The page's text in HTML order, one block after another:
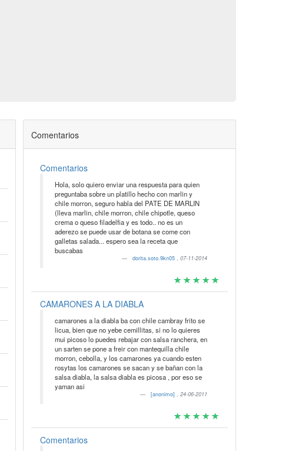
Comentarios
Comentarios
Hola, solo quiero enviar una respuesta para quien
preguntaba sobre un platillo hecho con marlin y
chile morron, seguro habla del PATE DE MARLIN
(lleva marlin, chile morron, chile chipotle, queso
crema o queso filadelfia y es todo.. no es un
aderezo se puede usar de botana se come con
galletas salada... espero sea la receta que
buscabas
dorita.soto.9kn05,07-11-2014
CAMARONES A LA DIABLA
camarones a la diabla ba con chile cambray frito se
licua, bien que no yebe cemillitas, si no lo quieres
mui picoso lo puedes rebajar con salsa ranchera, en
un sarten se pone a freir con mantequilla chile
morron, cebolla, y los camarones ya cuando esten
rosytas los camarones se sacan y se bañan con la
salsa diabla, la salsa diabla es picosa , por eso se
yaman asi
[anonimo],24-06-2011
Comentarios